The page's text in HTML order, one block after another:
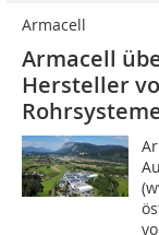
Armacell
Armacell
Hersteller